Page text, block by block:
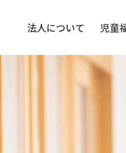
法人について 児童